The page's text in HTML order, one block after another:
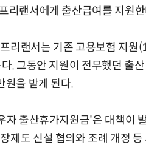
리랜서에게 출산급여를 지원
리랜서는 기존 고용보험 지
. 그동안 지원이 전무했던 출
원을 받게 된다.
자 출산휴가지원금'은 대책이
제도 신설 협의와 조례 개정